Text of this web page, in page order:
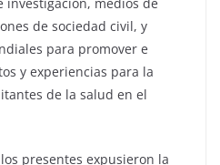
investigación, medios de
de sociedad civil, y
para promover e
y experiencias para la
de la salud en el
presentes expusieron la